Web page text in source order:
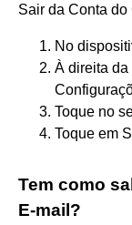
Sair da Conta
No
À direita da
Toque no
Toque em
Tem como
E-mail?